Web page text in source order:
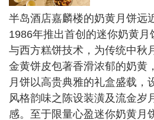
半岛酒店嘉麟楼的奶黄月饼远
1986年推出首创的迷你奶黄
与西方糕饼技术，为传统中秋
金黄饼皮包著香滑浓郁的奶黄
月饼以高贵典雅的礼盒盛载，
风格韵味之陈设装潢及流金岁
感。至于限量心盈迷你奶黄月